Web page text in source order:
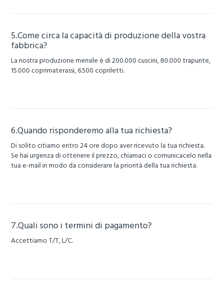
5.Come circa la capacità di produzione della vostra
fabbrica?
La nostra produzione mensile è di 200.000 cuscini, 80.000 trapunte,
15.000 coprimaterassi, 6.500 copriletti.
6.Quando risponderemo alla tua richiesta?
Di solito citiamo entro 24 ore dopo aver ricevuto la tua richiesta.
Se hai urgenza di ottenere il prezzo, chiamaci o comunicacelo nella
tua e-mail in modo da considerare la priorità della tua richiesta.
7.Quali sono i termini di pagamento?
Accettiamo T/T, L/C.